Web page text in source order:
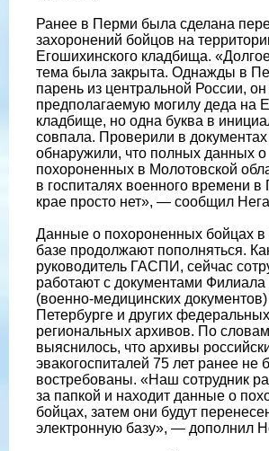
Ранее в Перми была сделана
захоронений бойцов на
Егошихинского кладбища.
тема была закрыта. Однажды в
парень из центральной России,
предполагаемую могилу деда на
кладбище, но одна буква в
совпала. Проверили в
обнаружили, что полных данных о
похороненных в Молотовской
в госпиталях военного времени
крае просто нет», — сообщил
Данные о похороненных бойцах в
базе продолжают пополняться.
руководитель ГАСПИ, сейчас
работают с документами
(военно-медицинских
Петербурге и других
региональных архивов. По
выяснилось, что архивы
эвакогоспиталей 75 лет ранее не
востребованы. «Наш сотрудник
за папкой и находит данные о
бойцах, затем они будут
электронную базу», — дополнил